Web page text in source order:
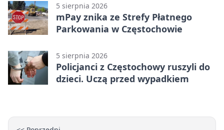
5 sierpnia 2026
mPay znika ze Strefy Płatnego
Parkowania w Częstochowie
5 sierpnia 2026
Policjanci z Częstochowy ruszyli do
dzieci. Uczą przed wypadkiem